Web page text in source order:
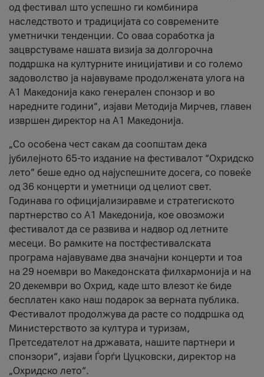
од фестивал што успешно ги комбинира
наследството и традицијата со современите
уметнички тенденции. Со оваа соработка ја
зацврстуваме нашата визија за долгорочна
поддршка на културните иницијативи и со големо
задоволство ја најавуваме продолжената улога на
A1 Македонија како генерален спонзор и во
наредните години“, изјави Методија Мирчев, главен
извршен директор на A1 Македонија.
„Со особена чест сакам да соопштам дека
јубилејното 65-то издание на фестивалот “Охридско
лето” беше едно од најуспешните досега, со повеќе
од 36 концерти и уметници од целиот свет.
Годинава го официјализиравме и стратегиското
партнерство со А1 Македонија, кое овозможи
фестивалот да се развива и надвор од летните
месеци. Во рамките на постфестивалската
програма најавуваме два значајни концерти и тоа
на 29 ноември во Македонската филхармонија и на
20 декември во Охрид, каде што влезот ќе биде
бесплатен како наш подарок за верната публика.
Фестивалот продолжува да расте со поддршка од
Министерството за култура и туризам,
Претседателот на државата, нашите партнери и
спонзори“, изјави Ѓорѓи Цуцковски, директор на
„Охридско лето“.